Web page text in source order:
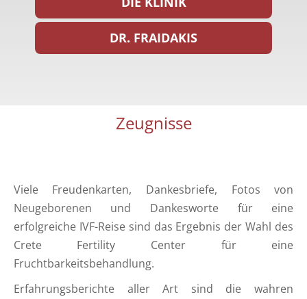
DR. FRAIDAKIS
Zeugnisse
Viele Freudenkarten, Dankesbriefe, Fotos von
Neugeborenen und Dankesworte für eine
erfolgreiche IVF-Reise sind das Ergebnis der Wahl des
Crete Fertility Center für eine
Fruchtbarkeitsbehandlung.
Erfahrungsberichte aller Art sind die wahren